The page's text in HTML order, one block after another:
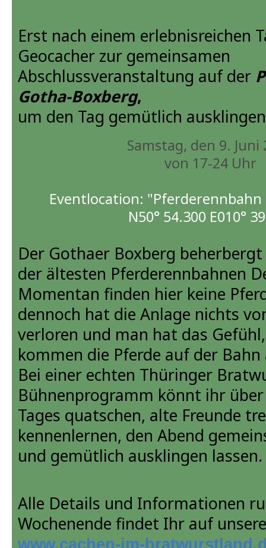
Erst nach einem erlebnisreichen
Geocacher zur gemeinsamen
Abschlussveranstaltung auf der
Gotha-Boxberg,
um den Tag gemütlich
Samstag, den 9. Juni
von 17-24 Uhr
Eventlocation:
N50° 54.300 E010°
Der Gothaer Boxberg
der ältesten Pferderennbahnen
Momentan finden hier keine
dennoch hat die Anlage nichts
verloren und man hat das
kommen die Pferde auf der
Bei einer echten Thüringer
Bühnenprogramm könnt ihr über
Tages quatschen, alte Freunde
kennenlernen, den Abend
und gemütlich ausklingen lassen.
Alle Details und Informationen
Wochenende findet Ihr auf